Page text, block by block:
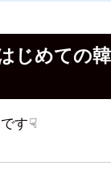
じめての
す☟